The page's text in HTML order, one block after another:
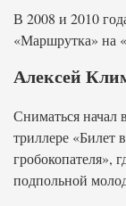
В 2008 и 2010
«Маршрутка» на
Алексей
Сниматься начал
триллере «Билет
гробокопателя»,
подпольной